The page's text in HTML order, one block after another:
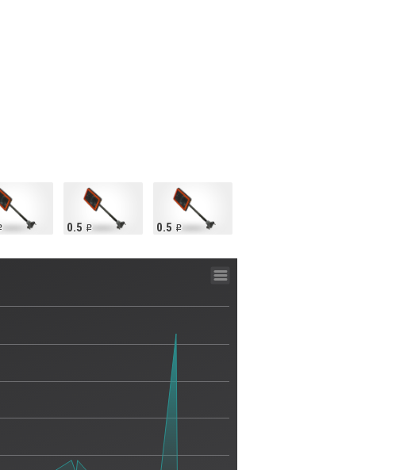
0.5 0.5